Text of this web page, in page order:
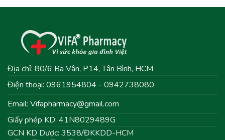
Địa chỉ: 80/6 Ba Vân, P14, Tân Bình, HCM
Điện thoại: 0961954804 - 0942738080
Email: Vifapharmacy@gmail.com
Giấy phép KD: 41N8029489G
GCN KD Dược: 3538/ĐKKDD-HCM